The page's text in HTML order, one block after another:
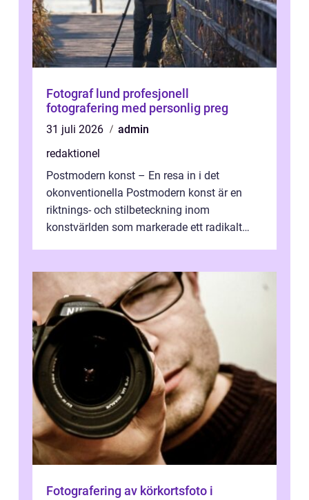
Fotograf lund profesjonell
fotografering med personlig preg
31 juli 2026
admin
redaktionel
Postmodern konst – En resa in i det
okonventionella Postmodern konst är en
riktnings- och stilbeteckning inom
konstvärlden som markerade ett radikalt
Fotografering av körkortsfoto i